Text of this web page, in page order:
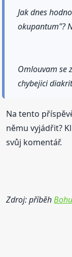
Jak dnes
okupantum"?
Omlouvam se
chybejici
Na tento
němu vyjádřit?
svůj komentář.
Zdroj: příběh